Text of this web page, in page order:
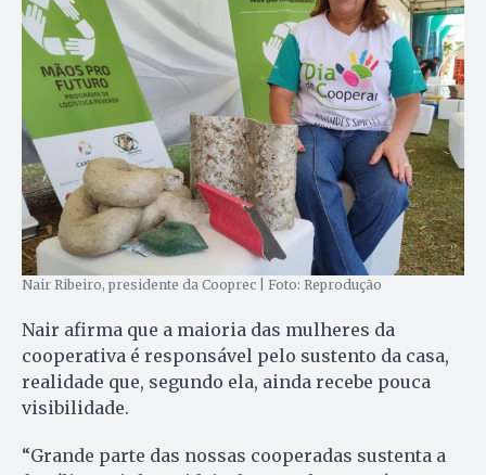
Nair Ribeiro, presidente da Cooprec | Foto: Reprodução
Nair afirma que a maioria das mulheres da
cooperativa é responsável pelo sustento da casa,
realidade que, segundo ela, ainda recebe pouca
visibilidade.
“Grande parte das nossas cooperadas sustenta a